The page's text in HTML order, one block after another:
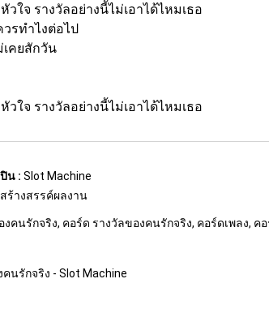
ใจ รางวัลอย่างนี้ไม่เอาได้ไหมเธอ
วรทำไงต่อไป
เคยสักวัน
ใจ รางวัลอย่างนี้ไม่เอาได้ไหมเธอ
น : Slot Machine
ร้างสรรค์ผลงาน
งคนรักจริง, คอร์ด รางวัลของคนรักจริง, คอร์ดเพลง,
นรักจริง - Slot Machine